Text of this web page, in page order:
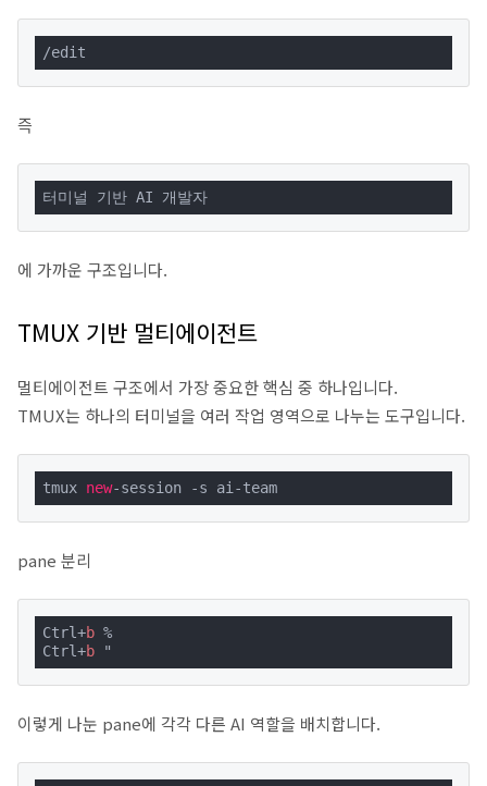
/edit
즉
터미널 기반 AI 개발자
에 가까운 구조입니다.
TMUX 기반 멀티에이전트
멀티에이전트 구조에서 가장 중요한 핵심 중 하나입니다.
TMUX는 하나의 터미널을 여러 작업 영역으로 나누는 도구입니다.
tmux new-session -s ai-team
pane 분리
Ctrl+b %
Ctrl+b "
이렇게 나눈 pane에 각각 다른 AI 역할을 배치합니다.